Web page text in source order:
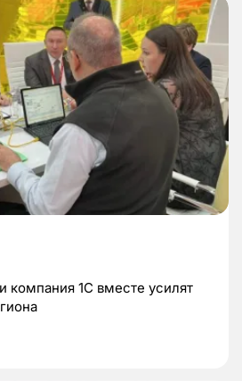
компания 1С вместе усилят